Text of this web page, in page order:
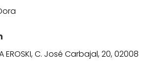
EROSKI, C. José Carbajal, 20, 02008